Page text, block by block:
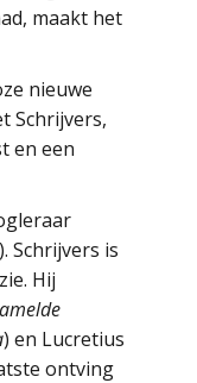
maakt het
nieuwe
Schrijvers,
en een
Schrijvers is
Hij
) en Lucretius
ontving